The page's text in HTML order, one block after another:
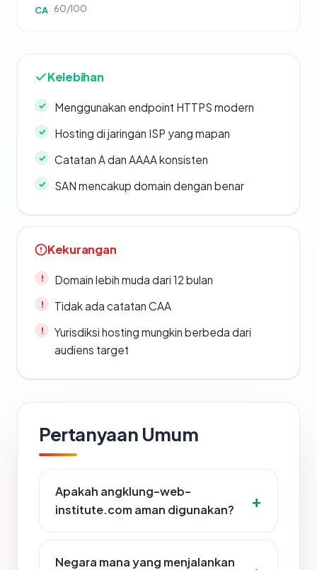
CA 60/100
Kelebihan
Menggunakan endpoint HTTPS modern
Hosting di jaringan ISP yang mapan
Catatan A dan AAAA konsisten
SAN mencakup domain dengan benar
Kekurangan
Domain lebih muda dari 12 bulan
Tidak ada catatan CAA
Yurisdiksi hosting mungkin berbeda dari
audiens target
Pertanyaan Umum
Apakah angklung-web-
institute.com aman digunakan?
Negara mana yang menjalankan